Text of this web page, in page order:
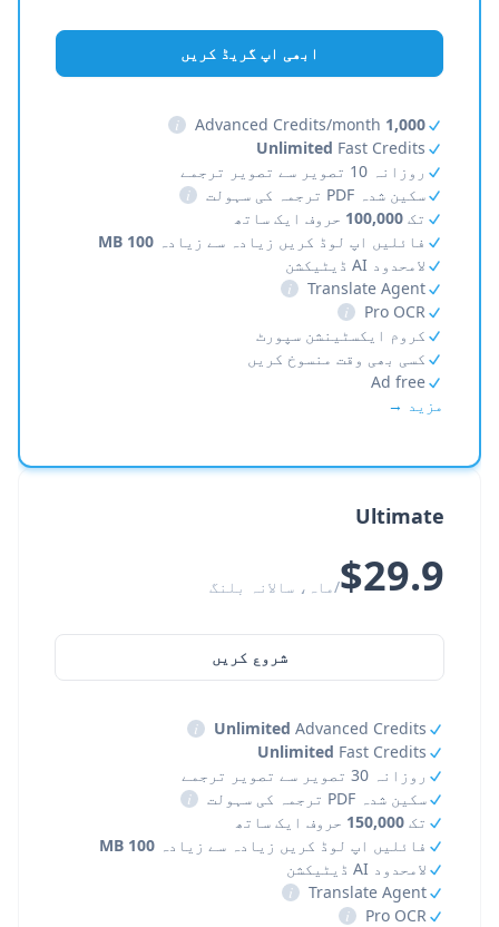
ابھی اپ گریڈ کریں
1,000
i
Unlimited Fast Credits
روزانہ 10 تصویر سے تصویر ترجمے
سکین شدہ PDF ترجمہ کی سہولت
i
تک 100,000 حروف ایک ساتھ
فائلیں اپ لوڈ کریں زیادہ سے زیادہ 100 MB
لامحدود AI ڈیٹیکشن
Translate Agent
i
Pro OCR
i
کروم ایکسٹینشن سپورٹ
کسی بھی وقت منسوخ کریں
Ad free
مزید →
Ultimate
$29.9/ماہ، سالانہ بلنگ
شروع کریں
Unlimited Advanced Credits
i
Unlimited Fast Credits
روزانہ 30 تصویر سے تصویر ترجمے
سکین شدہ PDF ترجمہ کی سہولت
i
تک 150,000 حروف ایک ساتھ
فائلیں اپ لوڈ کریں زیادہ سے زیادہ 100 MB
لامحدود AI ڈیٹیکشن
Translate Agent
i
Pro OCR
i